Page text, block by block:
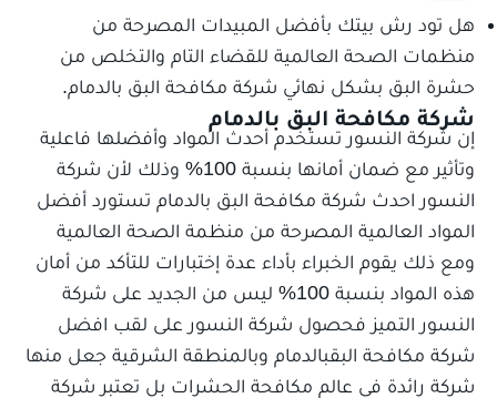
هل تود رش بيتك بأفضل المبيدات المصرحة من
منظمات الصحة العالمية للقضاء التام والتخلص من
حشرة البق بشكل نهائي شركة مكافحة البق بالدمام.
شركة مكافحة البق بالدمام
إن شركة النسور تستخدم أحدث المواد وأفضلها فاعلية
وتأثير مع ضمان أمانها بنسبة 100% وذلك لأن شركة
النسور احدث شركة مكافحة البق بالدمام تستورد أفضل
المواد العالمية المصرحة من منظمة الصحة العالمية
ومع ذلك يقوم الخبراء بأداء عدة إختبارات للتأكد من أمان
هذه المواد بنسبة 100% ليس من الجديد على شركة
النسور التميز فحصول شركة النسور على لقب افضل
شركة مكافحة البقبالدمام وبالمنطقة الشرقية جعل منها
شركة رائدة في عالم مكافحة الحشرات بل تعتبر شركة